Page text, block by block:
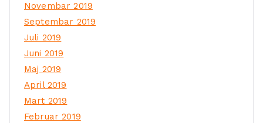
Novembar 2019
Septembar 2019
Juli 2019
Juni 2019
Maj 2019
April 2019
Mart 2019
Februar 2019